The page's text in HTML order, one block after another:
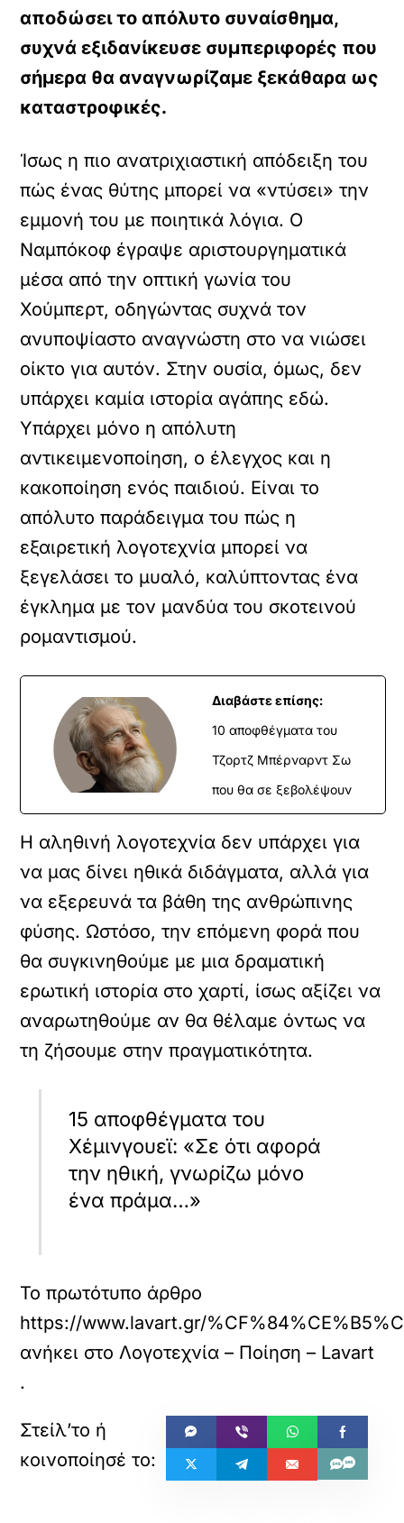
αποδώσει το απόλυτο συναίσθημα,
συχνά εξιδανίκευσε συμπεριφορές που
σήμερα θα αναγνωρίζαμε ξεκάθαρα ως
καταστροφικές.
Ίσως η πιο ανατριχιαστική απόδειξη του
πώς ένας θύτης μπορεί να «ντύσει» την
εμμονή του με ποιητικά λόγια. Ο
Ναμπόκοφ έγραψε αριστουργηματικά
μέσα από την οπτική γωνία του
Χούμπερτ, οδηγώντας συχνά τον
ανυποψίαστο αναγνώστη στο να νιώσει
οίκτο για αυτόν. Στην ουσία, όμως, δεν
υπάρχει καμία ιστορία αγάπης εδώ.
Υπάρχει μόνο η απόλυτη
αντικειμενοποίηση, ο έλεγχος και η
κακοποίηση ενός παιδιού. Είναι το
απόλυτο παράδειγμα του πώς η
εξαιρετική λογοτεχνία μπορεί να
ξεγελάσει το μυαλό, καλύπτοντας ένα
έγκλημα με τον μανδύα του σκοτεινού
ρομαντισμού.
Διαβάστε επίσης:
10 αποφθέγματα του
Τζορτζ Μπέρναρντ Σω
που θα σε ξεβολέψουν
Η αληθινή λογοτεχνία δεν υπάρχει για
να μας δίνει ηθικά διδάγματα, αλλά για
να εξερευνά τα βάθη της ανθρώπινης
φύσης. Ωστόσο, την επόμενη φορά που
θα συγκινηθούμε με μια δραματική
ερωτική ιστορία στο χαρτί, ίσως αξίζει να
αναρωτηθούμε αν θα θέλαμε όντως να
τη ζήσουμε στην πραγματικότητα.
15 αποφθέγματα του
Χέμινγουεϊ: «Σε ότι αφορά
την ηθική, γνωρίζω μόνο
ένα πράμα…»
Το πρωτότυπο άρθρο
https://www.lavart.gr/
ανήκει στοΛογοτεχνία – Ποίηση – Lavart
.